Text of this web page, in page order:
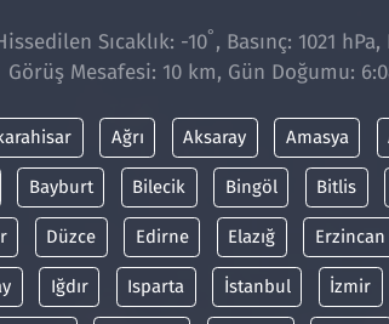
Sıcaklık: -10° , Basınç: 1021
Görüş Mesafesi: 10 km, Gün Doğumu:
Ağrı Aksaray Amasya
Bayburt Bilecik Bingöl Bitlis
Düzce Edirne Elazığ Erzincan
Iğdır Isparta İstanbul İzmir